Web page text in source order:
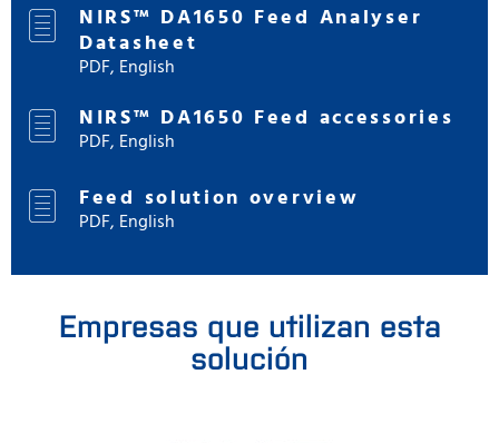
NIRS™ DA1650 Feed Analyser
Datasheet
PDF, English
NIRS™ DA1650 Feed accessories
PDF, English
Feed solution overview
PDF, English
Empresas que utilizan esta
solución